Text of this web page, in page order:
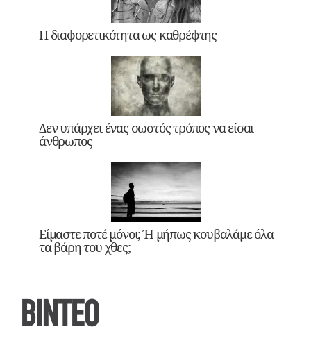
Η διαφορετικότητα ως καθρέφτης
Δεν υπάρχει ένας σωστός τρόπος να είσαι
άνθρωπος
Είμαστε ποτέ μόνοι; Ή μήπως κουβαλάμε όλα
τα βάρη του χθες;
ΒΙΝΤΕΟ